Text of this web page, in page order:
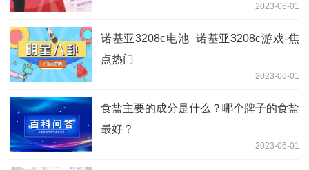
2023-06-01
诺基亚3208c电池_诺基亚3208c游戏-焦
点热门
2023-06-01
食盐主要的成分是什么？哪个牌子的食盐
最好？
2023-06-01